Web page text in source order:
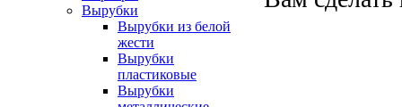
Вырубки
Вырубки из белой
жести
Вырубки
пластиковые
Вырубки